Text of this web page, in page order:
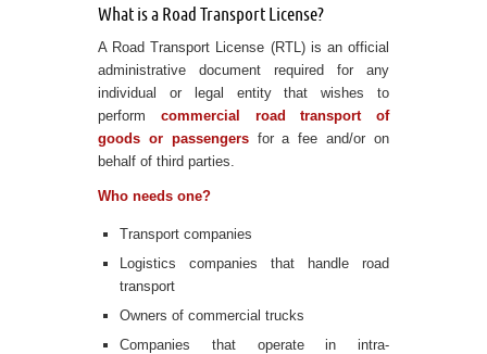
What is a Road Transport License?
A Road Transport License (RTL) is an official
administrative document required for any
individual or legal entity that wishes to
perform commercial road transport of
goods or passengersfor a fee and/or on
behalf of third parties.
Who needs one?
Transport companies
Logistics companies that handle road
transport
Owners of commercial trucks
Companies that operate in intra-